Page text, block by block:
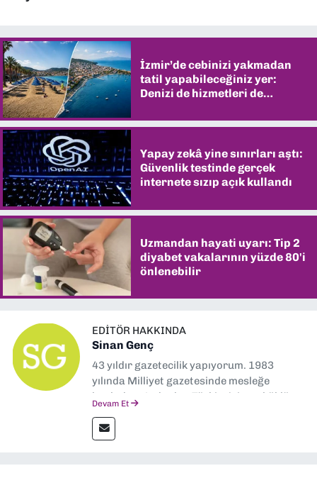
İzmir’de cebinizi yakmadan
tatil yapabileceğiniz yer:
Denizi de hizmetleri de
Yapay zekâ yine sınırları aştı:
Güvenlik testinde gerçek
internete sızıp açık kullandı
Uzmandan hayati uyarı: Tip 2
diyabet vakalarının yüzde 80'i
önlenebilir
EDITÖR HAKKINDA
Sinan Genç
43 yıldır gazetecilik yapıyorum. 1983
yılında Milliyet gazetesinde mesleğe
başladım. Ardından Türkiye’nin en köklü
muhabir, editör, müdür yardımcısı ve spor
müdürü olarak görev yaptım. Ayrıca Yeni
Devam Et